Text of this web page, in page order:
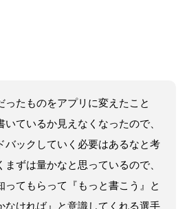
ったものをアプリに変えたこと
ているか見えなくなったので、
バックしていく必要はあるなと考
ずは量かなと思っているので、
ってもらって『もっと書こう』と
なければ』と意識してくれる選手